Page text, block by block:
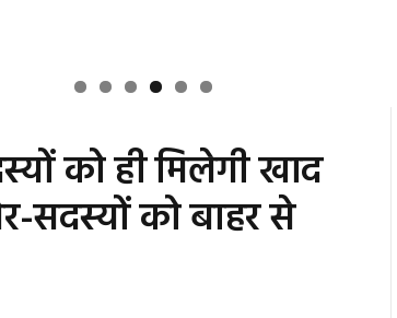
को ही मिलेगी खाद
सदस्यों को बाहर से